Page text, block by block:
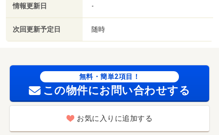
情報更新日 -
次回更新予定日 随時
無料・簡単2項目！
この物件にお問い合わせする
お気に入りに追加する